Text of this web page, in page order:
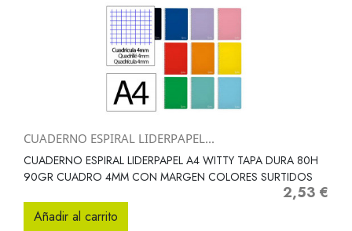
CUADERNO ESPIRAL LIDERPAPEL...
CUADERNO ESPIRAL LIDERPAPEL A4 WITTY TAPA DURA 80H
90GR CUADRO 4MM CON MARGEN COLORES SURTIDOS
Precio
2,53 €
Añadir al carrito